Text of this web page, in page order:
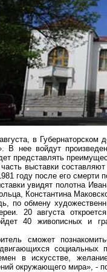
в
В нее войдут
представлять
выставки
году после его
увидят полотна
, Константина
по обмену
20 августа
40 живописных и
сможет
социальных
в искусстве,
окружающего мира», -